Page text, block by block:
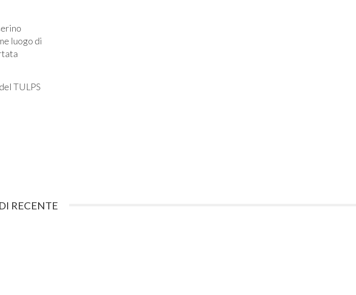
luogo di
TULPS
RECENTE